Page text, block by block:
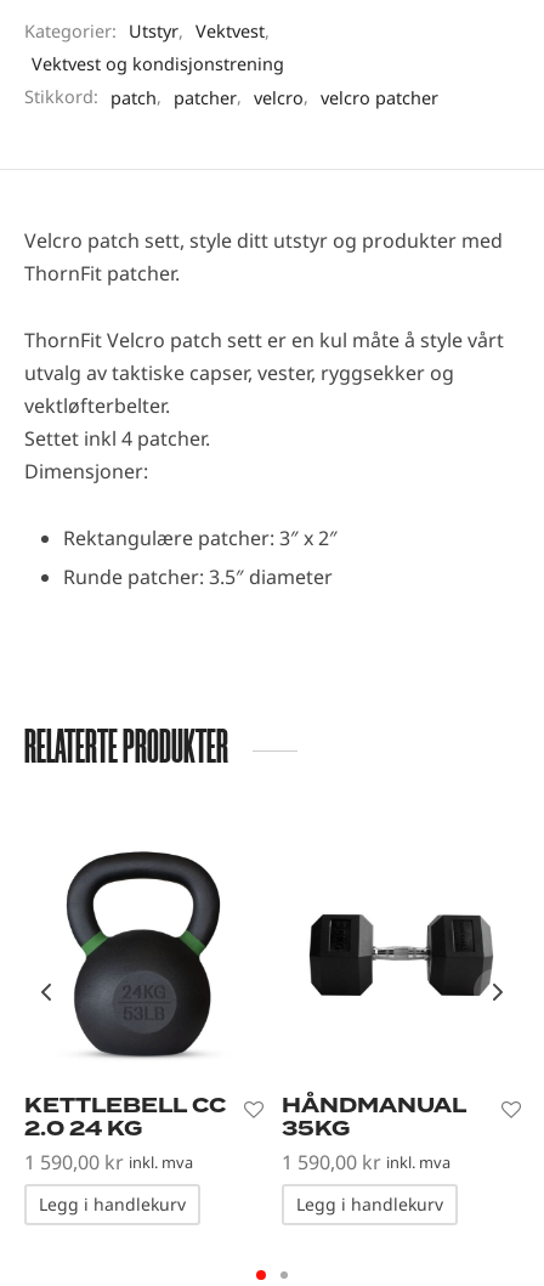
Kategorier: Utstyr, Vektvest,
Vektvest og kondisjonstrening
Stikkord:
patch, patcher, velcro, velcro patcher
Velcro patch sett, style ditt utstyr og produkter med
ThornFit patcher.
ThornFit Velcro patch sett er en kul måte å style vårt
utvalg av taktiske capser, vester, ryggsekker og
vektløfterbelter.
Settet inkl 4 patcher.
Dimensjoner:
Rektangulære patcher: 3″ x 2″
Runde patcher: 3.5″ diameter
RELATERTE PRODUKTER
KETTLEBELL CC
2.0 24 KG
1 590,00 kr inkl. mva
Legg i handlekurv
HÅNDMANUAL
35KG
1 590,00 kr inkl. mva
Legg i handlekurv